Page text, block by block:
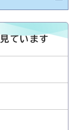
ています